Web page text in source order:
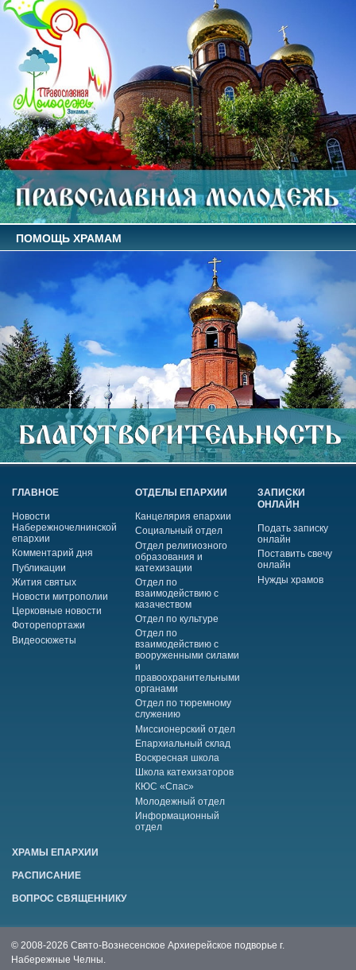
ПОМОЩЬ ХРАМАМ
ГЛАВНОЕ
Новости
Набережночелнинской
епархии
Комментарий дня
Публикации
Жития святых
Новости митрополии
Церковные новости
Фоторепортажи
Видеосюжеты
ОТДЕЛЫ ЕПАРХИИ
Канцелярия епархии
Социальный отдел
Отдел религиозного
образования и
катехизации
Отдел по
взаимодействию с
казачеством
Отдел по культуре
Отдел по
взаимодействию с
вооруженными силами
и
правоохранительными
органами
Отдел по тюремному
служению
Миссионерский отдел
Епархиальный склад
Воскресная школа
Школа катехизаторов
КЮС «Спас»
Молодежный отдел
Информационный
отдел
ЗАПИСКИ
ОНЛАЙН
Подать записку
онлайн
Поставить свечу
онлайн
Нужды храмов
ХРАМЫ ЕПАРХИИ
РАСПИСАНИЕ
ВОПРОС СВЯЩЕННИКУ
© 2008-2026 Свято-Вознесенское Архиерейское подворье г.
Набережные Челны.